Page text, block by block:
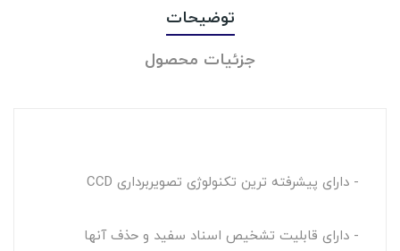
توضیحات
جزئیات محصول
- دارای پیشرفته ترین تکنولوژی تصویربرداری CCD
- دارای قابلیت تشخیص اسناد سفید و حذف آنها